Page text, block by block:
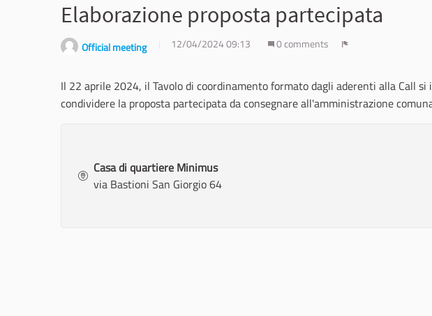
Elaborazione proposta partecipata
Official meeting 12/04/2024 09:13 0 comments
Il 22 aprile 2024, il Tavolo di coordinamento formato dagli aderenti alla Call
condividere la proposta partecipata da consegnare all'amministrazione
Casa di quartiere Minimus
via Bastioni San Giorgio 64